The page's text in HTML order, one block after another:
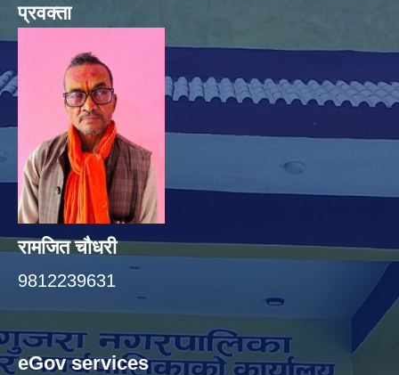
प्रवक्ता
रामजित चौधरी
9812239631
eGov services